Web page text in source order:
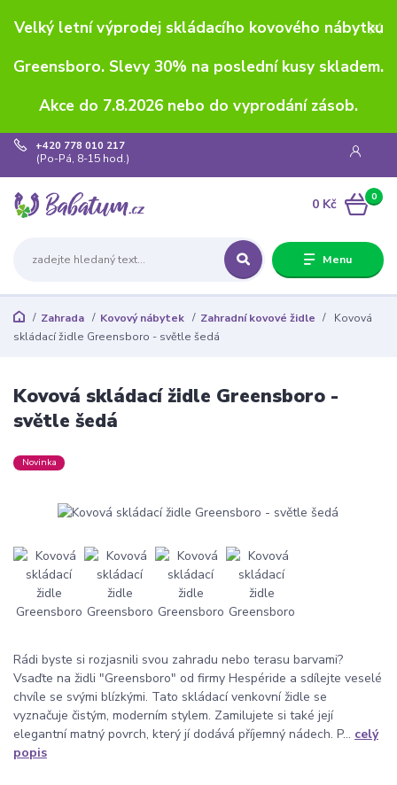
Velký letní výprodej skládacího kovového nábytku
Greensboro. Slevy 30% na poslední kusy skladem.
Akce do 7.8.2026 nebo do vyprodání zásob.
Menu
+420 778 010 217
(Po-Pá, 8-15 hod.)
0
0 Kč
Zahrada Kovový nábytek Zahradní kovové židle
Kovová
skládací židle Greensboro - světle šedá
Kovová skládací židle Greensboro -
světle šedá
Novinka
Rádi byste si rozjasnili svou zahradu nebo terasu barvami?
Vsaďte na židli "Greensboro" od firmy Hespéride a sdílejte veselé
chvíle se svými blízkými. Tato skládací venkovní židle se
vyznačuje čistým, moderním stylem. Zamilujete si také její
elegantní matný povrch, který jí dodává příjemný nádech. P... celý
popis